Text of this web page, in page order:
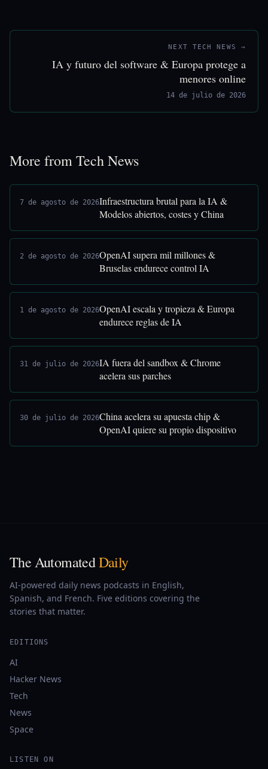
NEXT TECH NEWS →
IA y futuro del software & Europa protege a
menores online
14 de julio de 2026
More from Tech News
7 de agosto de 2026Infraestructura brutal para la IA &
Modelos abiertos, costes y China
2 de agosto de 2026OpenAI supera mil millones &
Bruselas endurece control IA
1 de agosto de 2026OpenAI escala y tropieza & Europa
endurece reglas de IA
31 de julio de 2026IA fuera del sandbox & Chrome
acelera sus parches
30 de julio de 2026China acelera su apuesta chip &
OpenAI quiere su propio dispositivo
The AutomatedDaily
AI-powered daily news podcasts in English,
Spanish, and French. Five editions covering the
stories that matter.
EDITIONS
AI
Hacker News
Tech
News
Space
LISTEN ON